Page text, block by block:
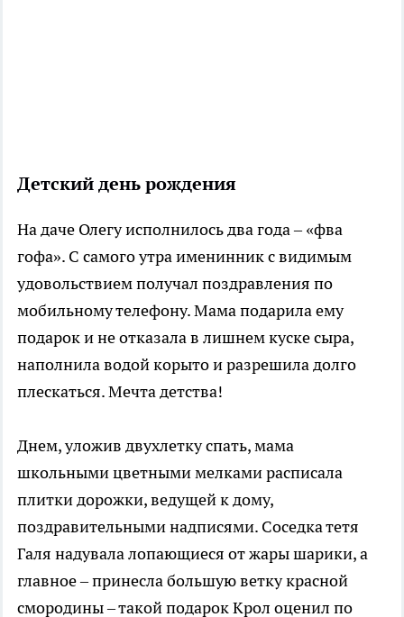
Детский день рождения
На даче Олегу исполнилось два года – «фва
гофа». С самого утра именинник с видимым
удовольствием получал поздравления по
мобильному телефону. Мама подарила ему
подарок и не отказала в лишнем куске сыра,
наполнила водой корыто и разрешила долго
плескаться. Мечта детства!
Днем, уложив двухлетку спать, мама
школьными цветными мелками расписала
плитки дорожки, ведущей к дому,
поздравительными надписями. Соседка тетя
Галя надувала лопающиеся от жары шарики, а
главное – принесла большую ветку красной
смородины – такой подарок Крол оценил по